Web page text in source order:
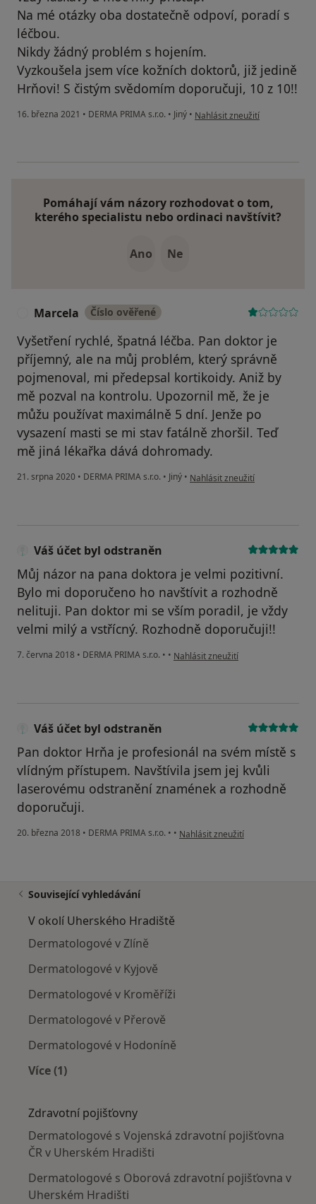
Na mé otázky oba dostatečně odpoví, poradí s
léčbou.
Nikdy žádný problém s hojením.
Vyzkoušela jsem více kožních doktorů, již jedině
Hrňovi! S čistým svědomím doporučuji, 10 z 10!!
16. března 2021 • DERMA PRIMA s.r.o. • Jiný • podle názoru uživatele Olga
Nahlásit zneužití
Pomáhají vám názory rozhodovat o tom,
kterého specialistu nebo ordinaci navštívit?
Ano Ne
Marcela Číslo ověřené
Vyšetření rychlé, špatná léčba. Pan doktor je
příjemný, ale na můj problém, který správně
pojmenoval, mi předepsal kortikoidy. Aniž by
mě pozval na kontrolu. Upozornil mě, že je
můžu používat maximálně 5 dní. Jenže po
vysazení masti se mi stav fatálně zhoršil. Teď
mě jiná lékařka dává dohromady.
21. srpna 2020 • DERMA PRIMA s.r.o. • Jiný • podle názoru uživatele Marcela
Nahlásit zneužití
Váš účet byl odstraněn
Můj názor na pana doktora je velmi pozitivní.
Bylo mi doporučeno ho navštívit a rozhodně
nelituji. Pan doktor mi se vším poradil, je vždy
velmi milý a vstřícný. Rozhodně doporučuji!!
7. června 2018 • DERMA PRIMA s.r.o. • • podle názoru uživatele Váš účet byl
Nahlásit zneužití
Váš účet byl odstraněn
Pan doktor Hrňa je profesionál na svém místě s
vlídným přístupem. Navštívila jsem jej kvůli
laserovému odstranění znamének a rozhodně
doporučuji.
20. března 2018 • DERMA PRIMA s.r.o. • • podle názoru uživatele Váš účet
Nahlásit zneužití
Související vyhledávání
V okolí Uherského Hradiště
Dermatologové v Zlíně
Dermatologové v Kyjově
Dermatologové v Kroměříži
Dermatologové v Přerově
Dermatologové v Hodoníně
Více (1)
Zdravotní pojišťovny
Dermatologové s Vojenská zdravotní pojišťovna
ČR v Uherském Hradišti
Dermatologové s Oborová zdravotní pojišťovna v
Uherském Hradišti